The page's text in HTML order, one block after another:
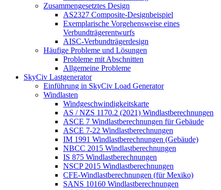
Zusammengesetztes Design
AS2327 Composite-Designbeispiel
Exemplarische Vorgehensweise eines
Verbundträgerentwurfs
AISC-Verbundträgerdesign
Häufige Probleme und Lösungen
Probleme mit Abschnitten
Allgemeine Probleme
SkyCiv Lastgenerator
Einführung in SkyCiv Load Generator
Windlasten
Windgeschwindigkeitskarte
AS / NZS 1170.2 (2021) Windlastberechnungen
ASCE 7 Windlastberechnungen für Gebäude
ASCE 7-22 Windlastberechnungen
IM 1991 Windlastberechnungen (Gebäude)
NBCC 2015 Windlastberechnungen
IS 875 Windlastberechnungen
NSCP 2015 Windlastberechnungen
CFE-Windlastberechnungen (für Mexiko)
SANS 10160 Windlastberechnungen